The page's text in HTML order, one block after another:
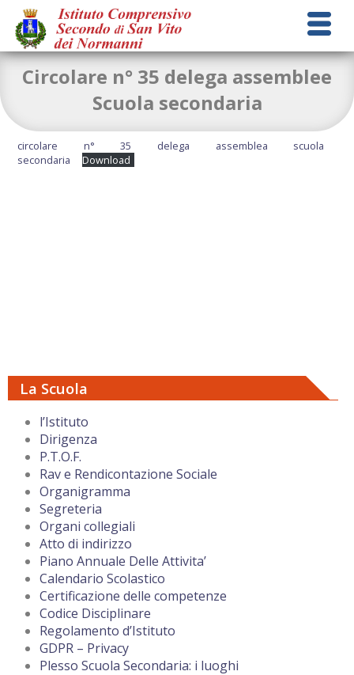
La Scuola
l’Istituto
Dirigenza
P.T.O.F.
Rav e Rendicontazione Sociale
Organigramma
Segreteria
Organi collegiali
Atto di indirizzo
Piano Annuale Delle Attivita’
Calendario Scolastico
Certificazione delle competenze
Codice Disciplinare
Regolamento d’Istituto
GDPR – Privacy
Plesso Scuola Secondaria: i luoghi
Circolare n° 35 delega assemblee
Scuola secondaria
circolare n° 35 delega assemblea scuola
secondaria
Download